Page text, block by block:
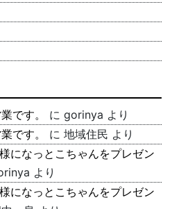
です。 に gorinya より
です。
に 地域住民 より
になっとこちゃんをプレゼン
より
になっとこちゃんをプレゼン